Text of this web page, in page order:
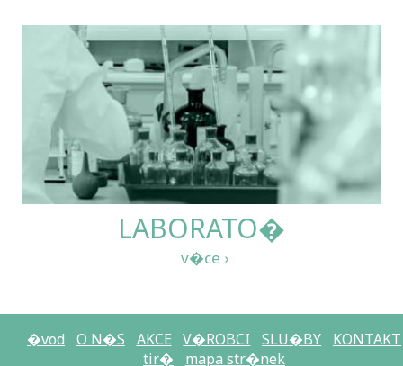
LABORATO�
�vod O N�S AKCE V�ROBCI SLU�BY
KONTAKT
tir�
mapa str�nek